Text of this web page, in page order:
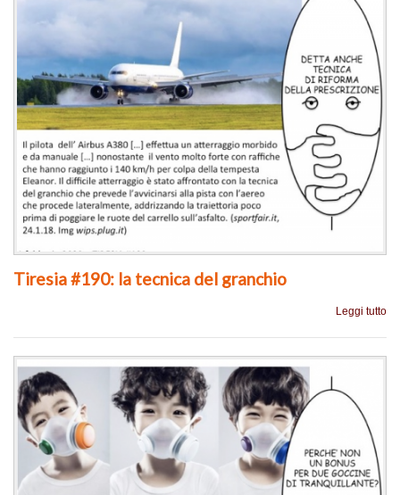
Tiresia #190: la tecnica del granchio
Leggi tutto